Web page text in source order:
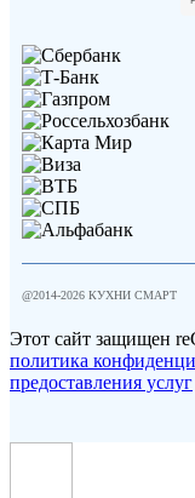
@2014-2026 КУХНИ СМАРТ
Этот сайт защищен
политика
предоставления услуг